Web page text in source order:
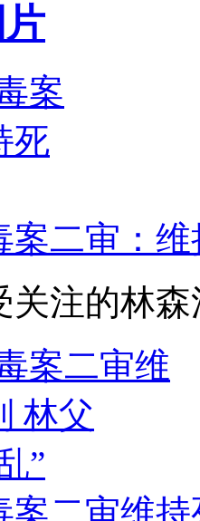
案二审：
关注的林
案二审维